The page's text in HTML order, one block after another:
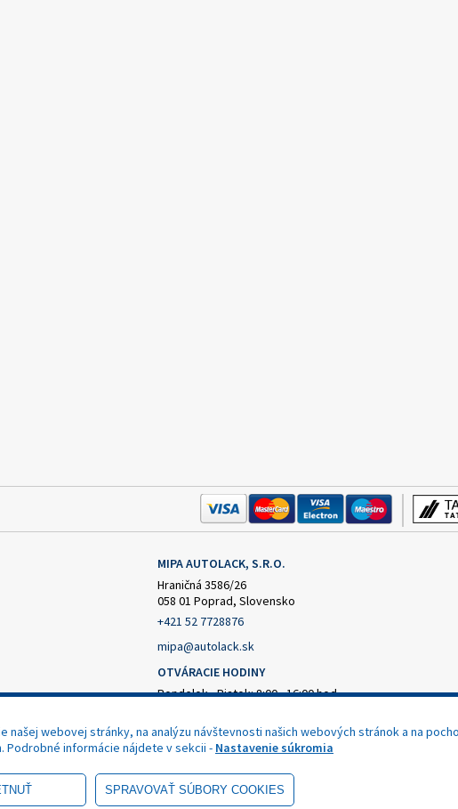
MIPA AUTOLACK, S.R.O.
Hraničná 3586/26
058 01 Poprad, Slovensko
+421 52 7728876
mipa@autolack.sk
OTVÁRACIE HODINY
Pondelok - Piatok: 8:00 - 16:00 hod.
našej webovej stránky, na analýzu návštevnosti našich webových stránok a na
Podrobné informácie nájdete v sekcii - Nastavenie súkromia